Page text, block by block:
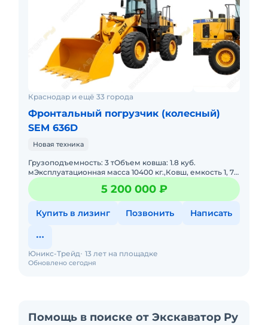
Краснодар и ещё 33 города
Фронтальный погрузчик (колесный)
SEM 636D
Новая техника
Грузоподъемность: 3 тОбъем ковша: 1.8 куб.
мЭксплуатационная масса 10400 кг.,Ковш, емкость 1, 7
м3.Грузоподъемность: 3000 кгДвигатель: Weichai
WP6G125E22 (Евро- 5 200 000 ₽
Купить в лизинг Позвонить Написать
Обновлено сегодня
Юникс-Трейд 13 лет на площадке
Помощь в поиске от Экскаватор Ру